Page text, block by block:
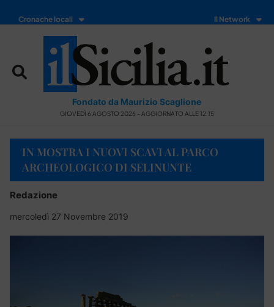
Cronache locali Il Network
Fondato da Maurizio Scaglione
GIOVEDÌ 6 AGOSTO 2026 - AGGIORNATO ALLE 12:15
IN MOSTRA I NUOVI SCAVI AL PARCO
ARCHEOLOGICO DI SELINUNTE
Redazione
mercoledì 27 Novembre 2019